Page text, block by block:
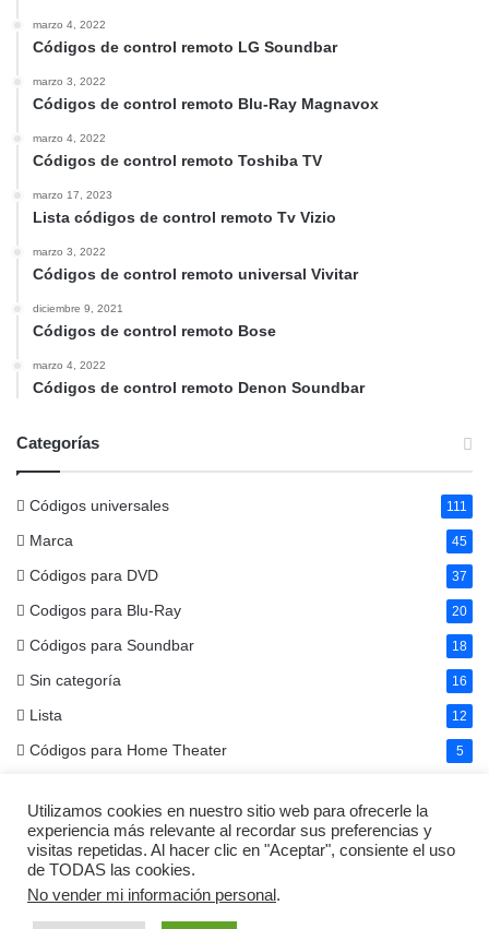
marzo 4, 2022
Códigos de control remoto LG Soundbar
marzo 3, 2022
Códigos de control remoto Blu-Ray Magnavox
marzo 4, 2022
Códigos de control remoto Toshiba TV
marzo 17, 2023
Lista códigos de control remoto Tv Vizio
marzo 3, 2022
Códigos de control remoto universal Vivitar
diciembre 9, 2021
Códigos de control remoto Bose
marzo 4, 2022
Códigos de control remoto Denon Soundbar
Categorías
Códigos universales 111
Marca 45
Códigos para DVD 37
Codigos para Blu-Ray 20
Códigos para Soundbar 18
Sin categoría 16
Lista 12
Códigos para Home Theater 5
© Copyright 2026, Todos los derechos reservados | Códigos Remotos |
Aviso Legal|Política de Cookies|Política de Privacidad
Utilizamos cookies en nuestro sitio web para ofrecerle la
experiencia más relevante al recordar sus preferencias y
visitas repetidas. Al hacer clic en "Aceptar", consiente el uso
de TODAS las cookies.
No vender mi información personal .